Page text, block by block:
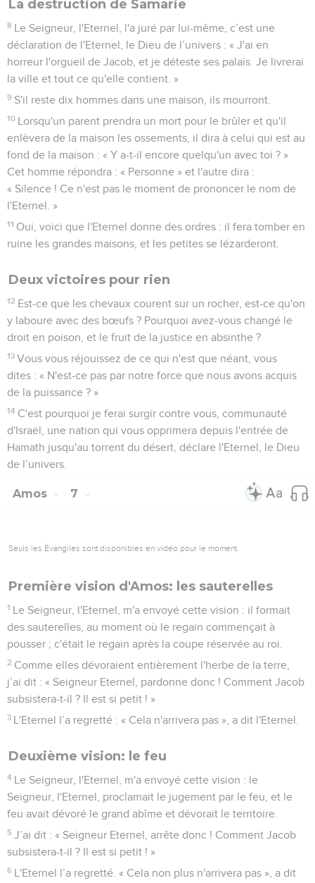
La destruction de Samarie
8 Le Seigneur, l'Eternel, l'a juré par lui-même, c’est une
déclaration de l'Eternel, le Dieu de l’univers : « J'ai en
horreur l'orgueil de Jacob, et je déteste ses palais. Je livrerai
la ville et tout ce qu'elle contient. »
9 S'il reste dix hommes dans une maison, ils mourront.
10 Lorsqu'un parent prendra un mort pour le brûler et qu'il
enlèvera de la maison les ossements, il dira à celui qui est au
fond de la maison : « Y a-t-il encore quelqu'un avec toi ? »
Cet homme répondra : « Personne » et l'autre dira :
« Silence ! Ce n'est pas le moment de prononcer le nom de
l'Eternel. »
11 Oui, voici que l'Eternel donne des ordres : il fera tomber en
ruine les grandes maisons, et les petites se lézarderont.
Deux victoires pour rien
12 Est-ce que les chevaux courent sur un rocher, est-ce qu'on
y laboure avec des bœufs ? Pourquoi avez-vous changé le
droit en poison, et le fruit de la justice en absinthe ?
13 Vous vous réjouissez de ce qui n'est que néant, vous
dites : « N'est-ce pas par notre force que nous avons acquis
de la puissance ? »
14 C'est pourquoi je ferai surgir contre vous, communauté
d'Israël, une nation qui vous opprimera depuis l'entrée de
Hamath jusqu'au torrent du désert, déclare l'Eternel, le Dieu
de l’univers.
Amos 7
Seuls les Évangiles sont disponibles en vidéo pour le moment.
Première vision d'Amos: les sauterelles
1 Le Seigneur, l'Eternel, m'a envoyé cette vision : il formait
des sauterelles, au moment où le regain commençait à
pousser ; c'était le regain après la coupe réservée au roi.
2 Comme elles dévoraient entièrement l'herbe de la terre,
j’ai dit : « Seigneur Eternel, pardonne donc ! Comment Jacob
subsistera-t-il ? Il est si petit ! »
3 L'Eternel l’a regretté : « Cela n'arrivera pas », a dit l'Eternel.
Deuxième vision: le feu
4 Le Seigneur, l'Eternel, m'a envoyé cette vision : le
Seigneur, l'Eternel, proclamait le jugement par le feu, et le
feu avait dévoré le grand abîme et dévorait le territoire.
5 J’ai dit : « Seigneur Eternel, arrête donc ! Comment Jacob
subsistera-t-il ? Il est si petit ! »
6 L'Eternel l’a regretté. « Cela non plus n'arrivera pas », a dit